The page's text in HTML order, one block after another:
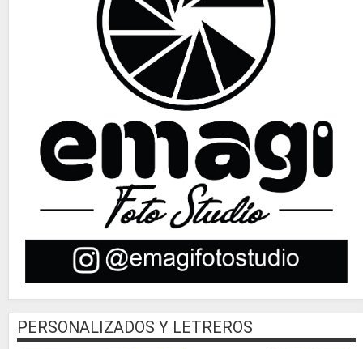
PERSONALIZADOS Y LETREROS